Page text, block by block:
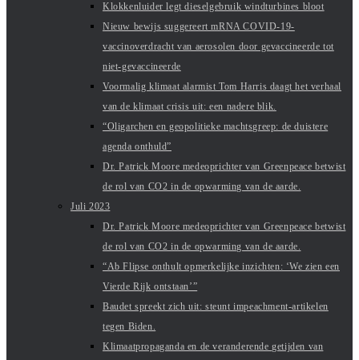
Klokkenluider legt dieselgebruik windturbines bloot
Nieuw bewijs suggereert mRNA COVID-19-
vaccinoverdracht van aerosolen door gevaccineerde tot
niet-gevaccineerde
Voormalig klimaat alarmist Tom Harris daagt het verhaal
van de klimaat crisis uit: een nadere blik.
“Oligarchen en geopolitieke machtsgreep: de duistere
agenda onthuld”
Dr. Patrick Moore medeoprichter van Greenpeace betwist
de rol van CO2 in de opwarming van de aarde.
Juli 2023
Dr. Patrick Moore medeoprichter van Greenpeace betwist
de rol van CO2 in de opwarming van de aarde.
“Ab Flipse onthult opmerkelijke inzichten: ‘We zien een
Vierde Rijk ontstaan’”
Baudet spreekt zich uit: steunt impeachment-artikelen
tegen Biden.
Klimaatpropaganda en de veranderende getijden van